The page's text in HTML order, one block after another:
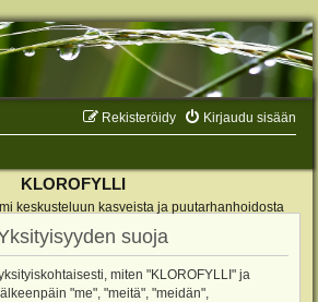
Kirjaudu sisään
Rekisteröidy
KLOROFYLLI
keskusteluun kasveista ja puutarhanhoidosta
suoja
miten "KLOROFYLLI" ja
"me", "meitä", "meidän",